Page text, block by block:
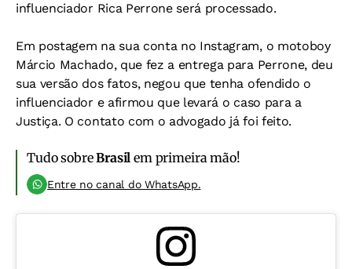
influenciador Rica Perrone será processado.
Em postagem na sua conta no Instagram, o motoboy
Márcio Machado, que fez a entrega para Perrone, deu
sua versão dos fatos, negou que tenha ofendido o
influenciador e afirmou que levará o caso para a
Justiça. O contato com o advogado já foi feito.
Tudo sobreBrasil em primeira mão!
Entre no canal do WhatsApp.